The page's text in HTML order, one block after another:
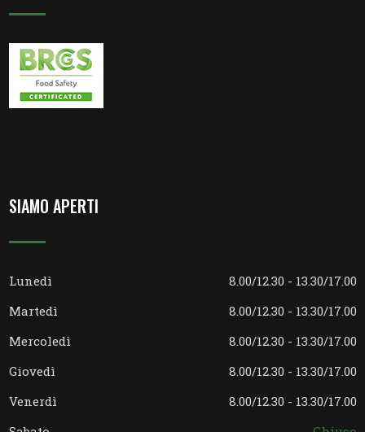
SIAMO APERTI
Lunedì
8.00/12.30 - 13.30/17.00
Martedì
8.00/12.30 - 13.30/17.00
Mercoledì
8.00/12.30 - 13.30/17.00
Giovedì
8.00/12.30 - 13.30/17.00
Venerdì
8.00/12.30 - 13.30/17.00